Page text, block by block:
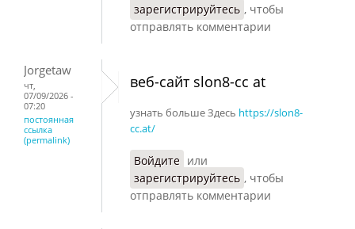
зарегистрируйтесь , чтобы
отправлять комментарии
Jorgetaw
чт,
07/09/2026 -
07:20
постоянная
ссылка
(permalink)
веб-сайт slon8-cc at
узнать больше Здесь https://slon8-
cc.at/
Войдите или
зарегистрируйтесь , чтобы
отправлять комментарии